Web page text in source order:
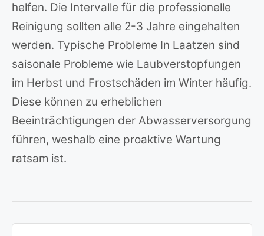
helfen. Die Intervalle für die professionelle
Reinigung sollten alle 2-3 Jahre eingehalten
werden. Typische Probleme In Laatzen sind
saisonale Probleme wie Laubverstopfungen
im Herbst und Frostschäden im Winter häufig.
Diese können zu erheblichen
Beeinträchtigungen der Abwasserversorgung
führen, weshalb eine proaktive Wartung
ratsam ist.